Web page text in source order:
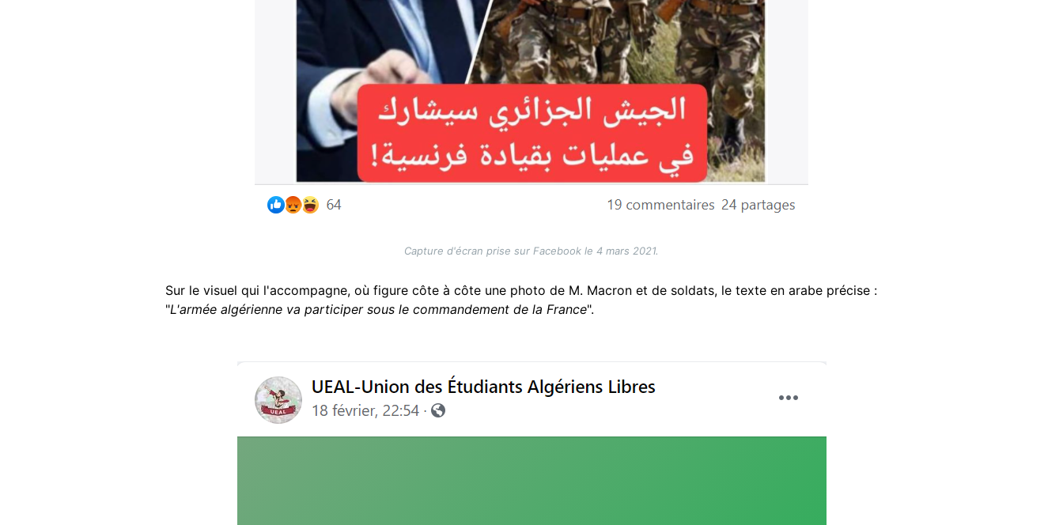
Capture d'écran prise sur Facebook le 4 mars 2021.
Sur le visuel qui l'accompagne, où figure côte à côte une photo de M. Macron et de soldats, le texte en arabe précise :
"L'armée algérienne va participer sous le commandement de la France".